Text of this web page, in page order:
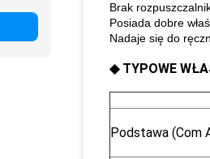
Brak
Posiada dobre
Nadaje się do
◆ TYPOWE
Podstawa (Com